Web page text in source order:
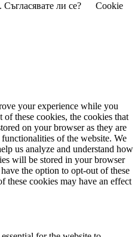
ли се?
Cookie
your experience while you
these cookies, the cookies that
on your browser as they are
of the website. We
us analyze and understand how
will be stored in your browser
the option to opt-out of these
these cookies may have an effect